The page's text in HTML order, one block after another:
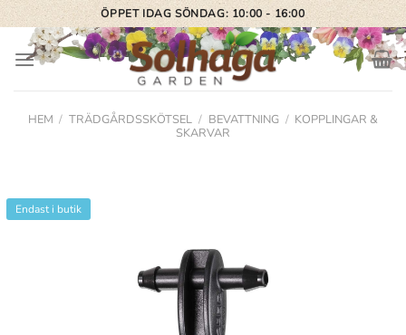
Skip
to
content
ÖPPET IDAG SÖNDAG: 10:00 - 16:00
HEM / TRÄDGÅRDSSKÖTSEL / BEVATTNING / KOPPLINGAR &
SKARVAR
Endast i butik